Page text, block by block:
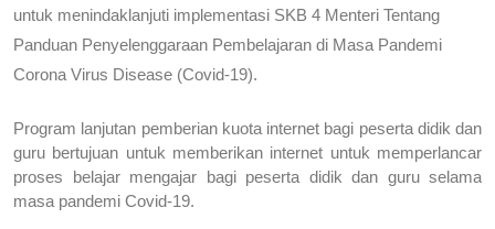
untuk menindaklanjuti implementasi SKB 4 Menteri Tentang
Panduan Penyelenggaraan Pembelajaran di Masa Pandemi
Corona Virus Disease (Covid-19).
Program lanjutan pemberian kuota internet bagi peserta didik dan
guru bertujuan untuk memberikan internet untuk memperlancar
proses belajar mengajar bagi peserta didik dan guru selama
masa pandemi Covid-19.